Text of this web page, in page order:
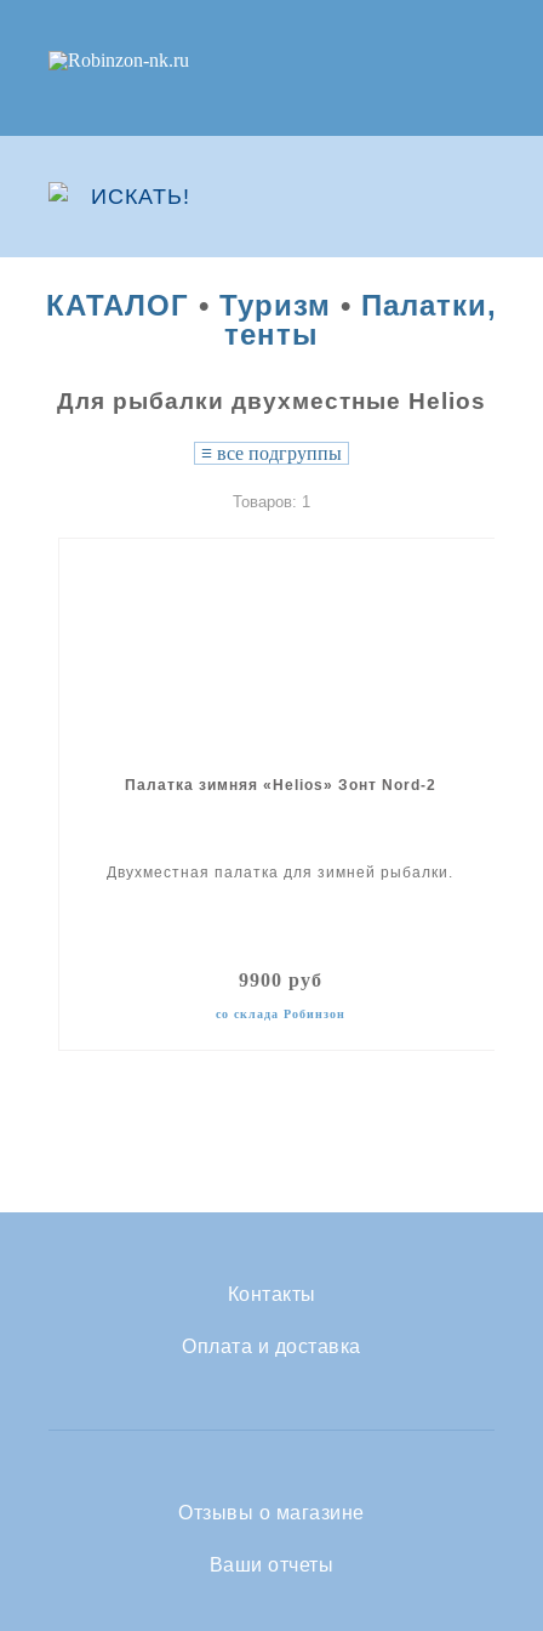
КАТАЛОГ • Туризм • Палатки,
тенты
Для рыбалки двухместные Helios
≡ все подгруппы
Товаров: 1
Палатка зимняя «Helios» Зонт Nord-2
Двухместная палатка для зимней рыбалки.
9900 руб
со склада Робинзон
Контакты
Оплата и доставка
Отзывы о магазине
Ваши отчеты